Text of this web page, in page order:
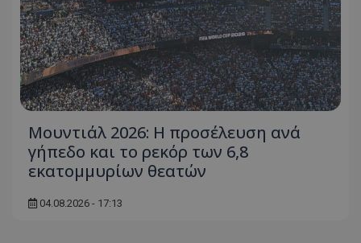
Μουντιάλ 2026: Η προσέλευση ανά
γήπεδο και το ρεκόρ των 6,8
εκατομμυρίων θεατών
04.08.2026 - 17:13